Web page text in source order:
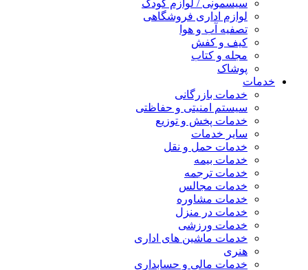
سیسمونی / لوازم کودک
لوازم اداری فروشگاهی
تصفیه آب و هوا
کیف و کفش
مجله و کتاب
پوشاک
خدمات
خدمات بازرگانی
سیستم امنیتی و حفاظتی
خدمات پخش و توزیع
سایر خدمات
خدمات حمل و نقل
خدمات بیمه
خدمات ترجمه
خدمات مجالس
خدمات مشاوره
خدمات در منزل
خدمات ورزشی
خدمات ماشین های اداری
هنری
خدمات مالی و حسابداری